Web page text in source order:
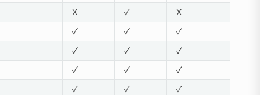
X ✓ X
✓ ✓ ✓
✓ ✓ ✓
✓ ✓ ✓
✓ ✓ ✓